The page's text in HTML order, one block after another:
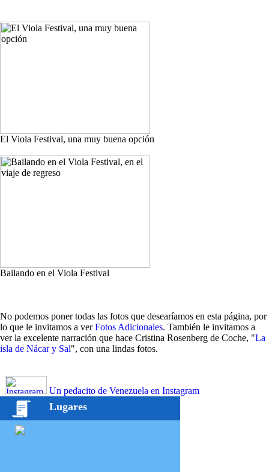
El Viola Festival, una muy buena opción
Bailando en el Viola Festival
No podemos poner todas las fotos que desearíamos en esta página, por
lo que le invitamos a verFotos Adicionales. También le invitamos a
ver la excelente narración que hace Cristina Rosenberg de Coche, "La
isla de Nácar y Sal", con una lindas fotos.
Un pedacito de Venezuela en Instagram
Lugares